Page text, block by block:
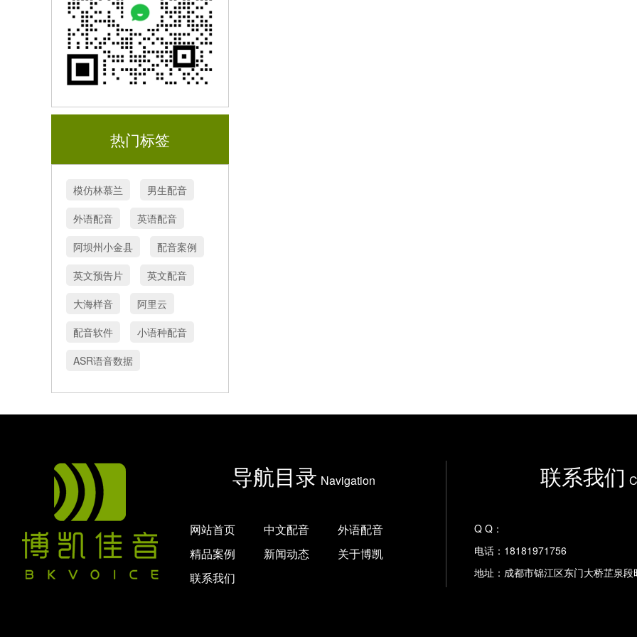
热门标签
模仿林慕兰
男生配音
外语配音
英语配音
阿坝州小金县
配音案例
英文预告片
英文配音
大海样音
阿里云
配音软件
小语种配音
ASR语音数据
导航目录 Navigation
网站首页 中文配音
外语配音
精品案例
新闻动态
关于博凯
联系我们
联系我们
Q Q：
电话：18181971756
地址：成都市锦江区东门大桥芷泉段